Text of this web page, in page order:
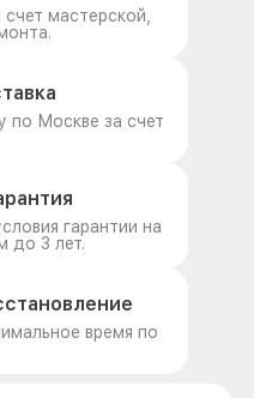
мастерской,
по Москве за счет
гарантии на
до 3 лет.
время по